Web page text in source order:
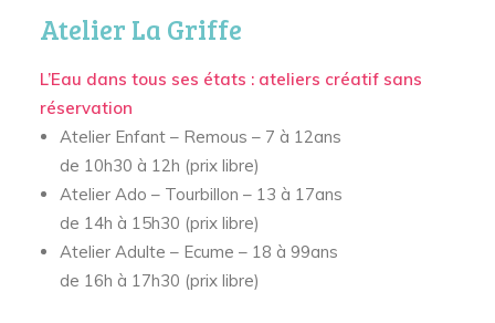
Atelier La Griffe
L’Eau dans tous ses états : ateliers créatif sans
réservation
Atelier Enfant – Remous – 7 à 12ans
de 10h30 à 12h (prix libre)
Atelier Ado – Tourbillon – 13 à 17ans
de 14h à 15h30 (prix libre)
Atelier Adulte – Ecume – 18 à 99ans
de 16h à 17h30 (prix libre)